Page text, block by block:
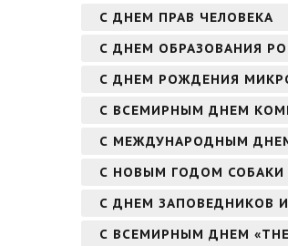
С ДНЕМ ПРАВ ЧЕЛОВЕКА
С ДНЕМ ОБРАЗОВАНИЯ
С ДНЕМ РОЖДЕНИЯ
С ВСЕМИРНЫМ ДНЕМ
С МЕЖДУНАРОДНЫМ
С НОВЫМ ГОДОМ СОБАКИ
С ДНЕМ ЗАПОВЕДНИКОВ
С ВСЕМИРНЫМ ДНЕМ «THE